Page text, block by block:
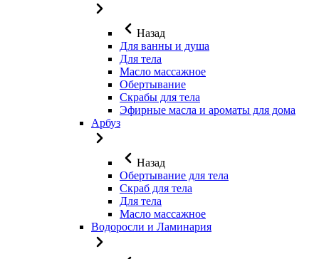
Назад
Для ванны и душа
Для тела
Масло массажное
Обертывание
Скрабы для тела
Эфирные масла и ароматы для дома
Арбуз
Назад
Обертывание для тела
Скраб для тела
Для тела
Масло массажное
Водоросли и Ламинария